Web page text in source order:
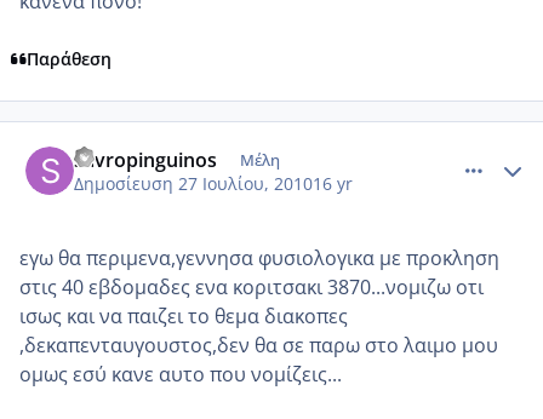
Παράθεση
savropinguinos Μέλη
Δημοσίευση 27 Ιουλίου, 201016 yr
εγω θα περιμενα,γεννησα φυσιολογικα με προκληση
στις 40 εβδομαδες ενα κοριτσακι 3870...νομιζω οτι
ισως και να παιζει το θεμα διακοπες
,δεκαπενταυγουστος,δεν θα σε παρω στο λαιμο μου
ομως εσύ κανε αυτο που νομίζεις...